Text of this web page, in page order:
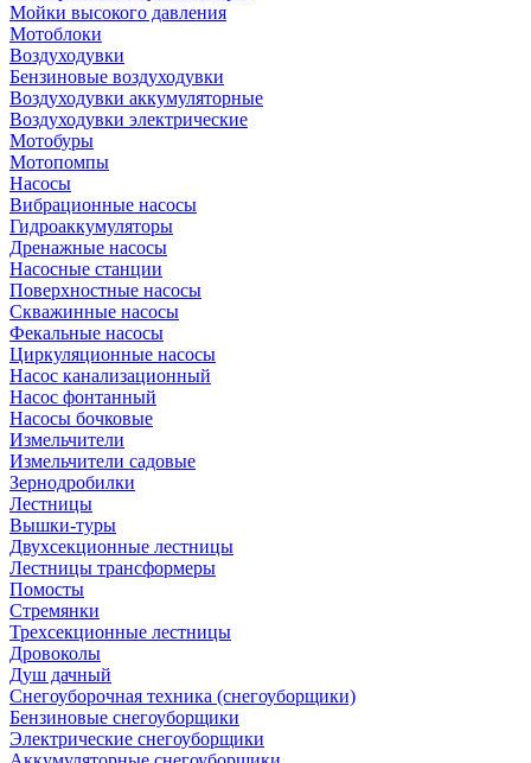
Мойки высокого давления
Мотоблоки
Воздуходувки
Бензиновые воздуходувки
Воздуходувки аккумуляторные
Воздуходувки электрические
Мотобуры
Мотопомпы
Насосы
Вибрационные насосы
Гидроаккумуляторы
Дренажные насосы
Насосные станции
Поверхностные насосы
Скважинные насосы
Фекальные насосы
Циркуляционные насосы
Насос канализационный
Насос фонтанный
Насосы бочковые
Измельчители
Измельчители садовые
Зернодробилки
Лестницы
Вышки-туры
Двухсекционные лестницы
Лестницы трансформеры
Помосты
Стремянки
Трехсекционные лестницы
Дровоколы
Душ дачный
Снегоуборочная техника (снегоуборщики)
Бензиновые снегоуборщики
Электрические снегоуборщики